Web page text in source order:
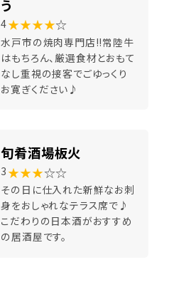
う
4★★★★☆
水戸市の焼肉専門店!!常陸牛
はもちろん、厳選食材とおもて
なし重視の接客でごゆっくり
お寛ぎください♪
旬肴酒場板火
3 ★★★☆☆
その日に仕入れた新鮮なお刺
身をおしゃれなテラス席で♪
こだわりの日本酒がおすすめ
の居酒屋です。